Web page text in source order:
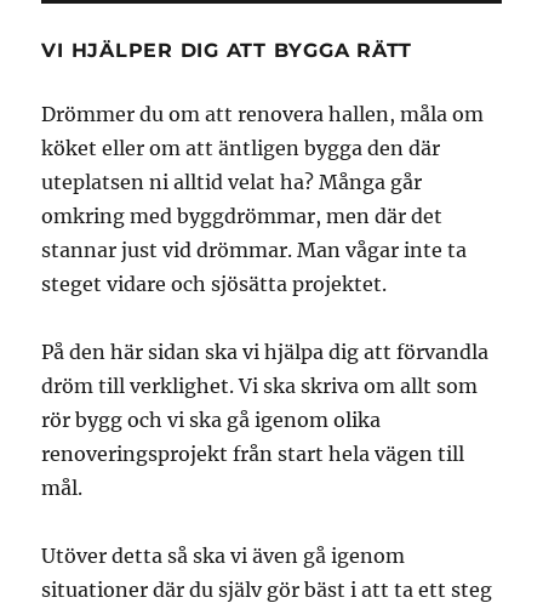
VI HJÄLPER DIG ATT BYGGA RÄTT
Drömmer du om att renovera hallen, måla om
köket eller om att äntligen bygga den där
uteplatsen ni alltid velat ha? Många går
omkring med byggdrömmar, men där det
stannar just vid drömmar. Man vågar inte ta
steget vidare och sjösätta projektet.
På den här sidan ska vi hjälpa dig att förvandla
dröm till verklighet. Vi ska skriva om allt som
rör bygg och vi ska gå igenom olika
renoveringsprojekt från start hela vägen till
mål.
Utöver detta så ska vi även gå igenom
situationer där du själv gör bäst i att ta ett steg